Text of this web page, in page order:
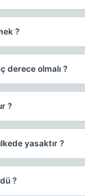
?
derece olmalı ?
?
yasaktır ?
?